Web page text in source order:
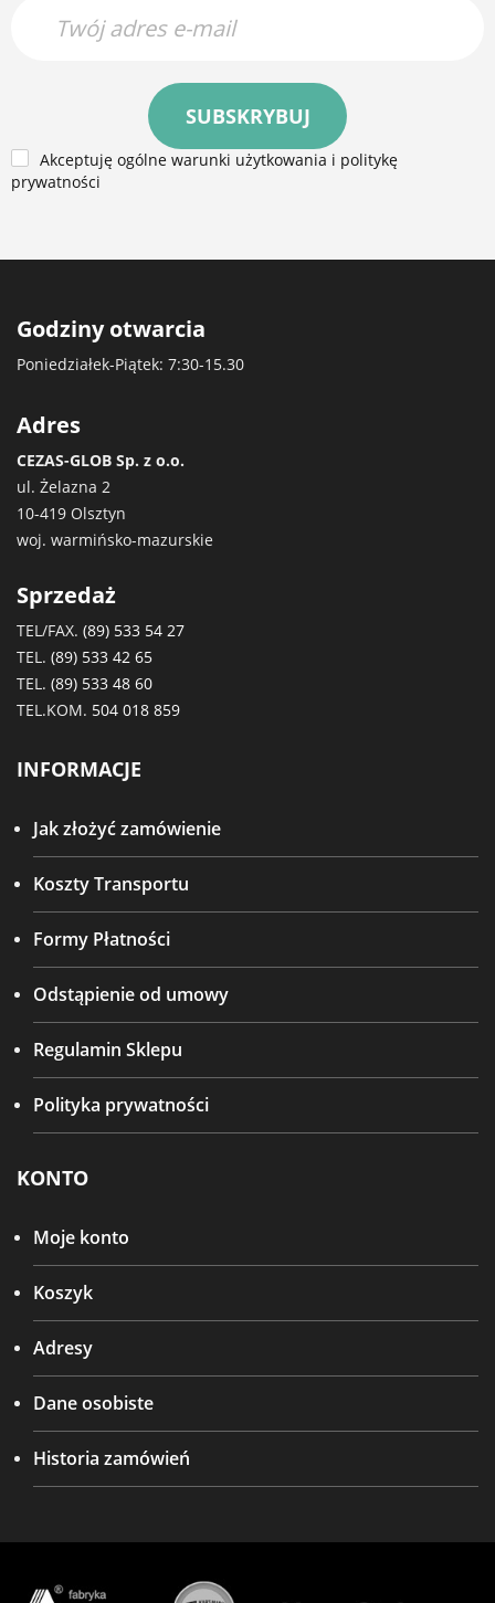
SUBSKRYBUJ
Akceptuję ogólne warunki użytkowania i politykę
prywatności
Godziny otwarcia
Poniedziałek-Piątek: 7:30-15.30
Adres
CEZAS-GLOB Sp. z o.o.
ul. Żelazna 2
10-419 Olsztyn
woj. warmińsko-mazurskie
Sprzedaż
TEL/FAX. (89) 533 54 27
TEL. (89) 533 42 65
TEL. (89) 533 48 60
TEL.KOM. 504 018 859
INFORMACJE
Jak złożyć zamówienie
Koszty Transportu
Formy Płatności
Odstąpienie od umowy
Regulamin Sklepu
Polityka prywatności
KONTO
Moje konto
Koszyk
Adresy
Dane osobiste
Historia zamówień